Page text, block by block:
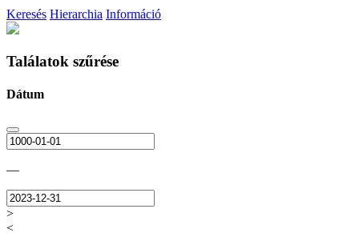
Keresés Hierarchia Információ
Találatok szűrése
Dátum
—
>
<